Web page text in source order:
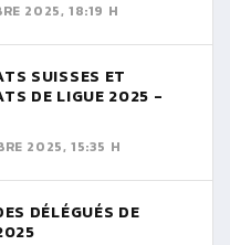
2025, 18:19 H
SUISSES ET
DE LIGUE 2025 -
2025, 15:35 H
DÉLÉGUÉS DE